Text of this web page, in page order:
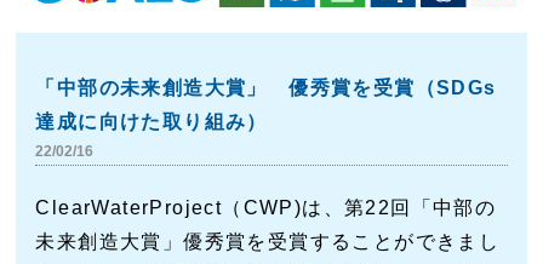
「中部の未来創造大賞」 優秀賞を受賞（SDGs
達成に向けた取り組み）
22/02/16
ClearWaterProject（CWP)は、第22回「中部の
未来創造大賞」優秀賞を受賞することができまし